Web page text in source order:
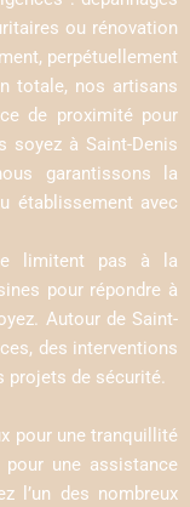
ou rénovation
perpétuellement
totale, nos artisans
de proximité pour
soyez à Saint-Denis
garantissons la
établissement avec
limitent pas à la
pour répondre à
Autour de Saint-
des interventions
projets de sécurité.
pour une tranquillité
pour une assistance
l’un des nombreux